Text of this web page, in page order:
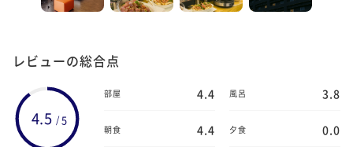
レビューの総合点
4.5 /5
部屋 4.4 風呂 3.8
朝食 4.4 夕食 0.0